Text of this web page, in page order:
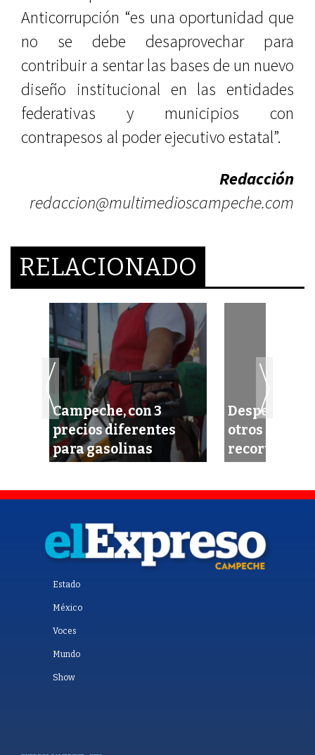
Anticorrupción “es una oportunidad que
no se debe desaprovechar para
contribuir a sentar las bases de un nuevo
diseño institucional en las entidades
federativas y municipios con
contrapesos al poder ejecutivo estatal”.
Redacción
redaccion@multimedioscampeche.com
RELACIONADO
Campeche, con 3
precios diferentes
para gasolinas
Despedirá
otros 3 mil
recortes
Estado
México
Voces
Mundo
Show